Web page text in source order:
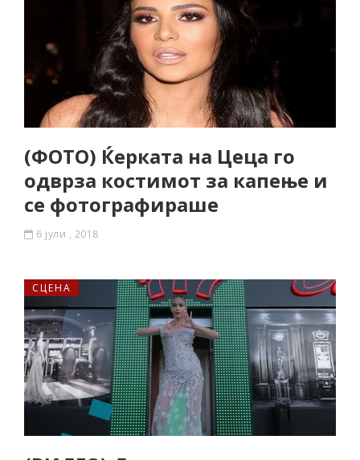
(ФОТО) Ќерката на Цеца го
одврза костимот за капење и
се фотографираше
6 јули , 2018
СЦЕНА